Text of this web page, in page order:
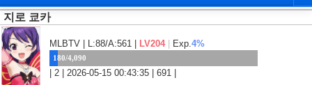
DB
웹툰 이미지 츄온2
지로 쿄카
MLBTV | L:88/A:561 | LV204 Exp.4%
180/4,090
| 2 | 2026-05-15 00:43:35 | 691 |